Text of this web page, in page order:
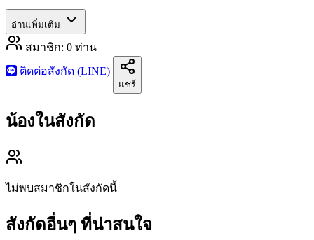
อ่านเพิ่มเติม
สมาชิก: 0 ท่าน
ติดต่อสังกัด (LINE)
แชร์
น้องในสังกัด
ไม่พบสมาชิกในสังกัดนี้
สังกัดอื่นๆ ที่น่าสนใจ